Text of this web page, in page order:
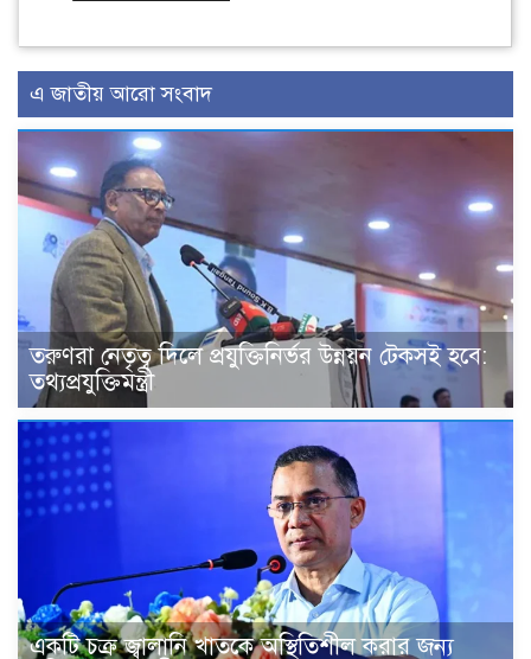
এ জাতীয় আরো সংবাদ
তরুণরা নেতৃত্ব দিলে প্রযুক্তিনির্ভর উন্নয়ন টেকসই হবে:
তথ্যপ্রযুক্তিমন্ত্রী
একটি চক্র জ্বালানি খাতকে অস্থিতিশীল করার জন্য